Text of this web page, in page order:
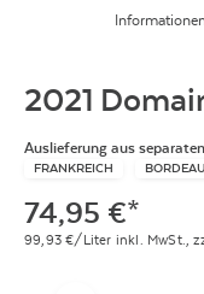
2021
Auslieferung aus
FRANKREICH
74,95 €*
99,93 €/Liter inkl. MwSt.,